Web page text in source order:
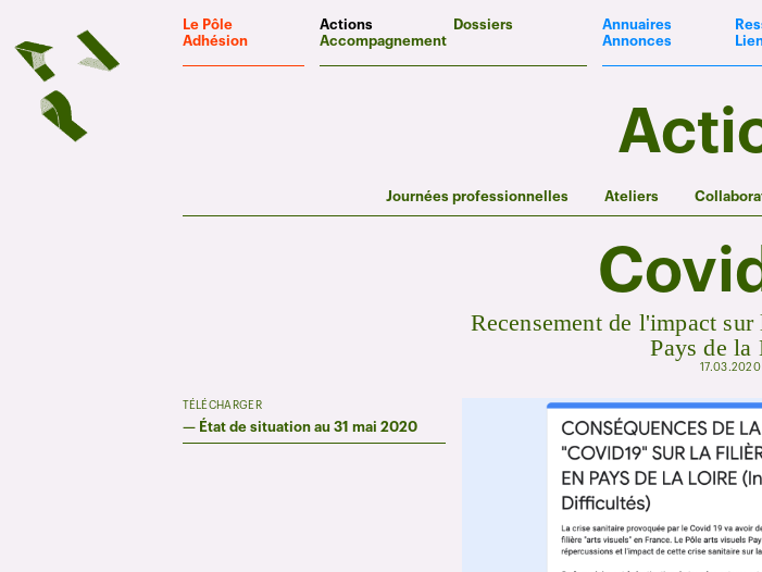
Le Pôle
Adhésion
Actions
Accompagnement
Dossiers
Annuaires
Annonces
Journées professionnelles Ateliers
Recensement de l'impact
Pays de la
17.03.2020
TÉLÉCHARGER
— État de situation au 31 mai 2020